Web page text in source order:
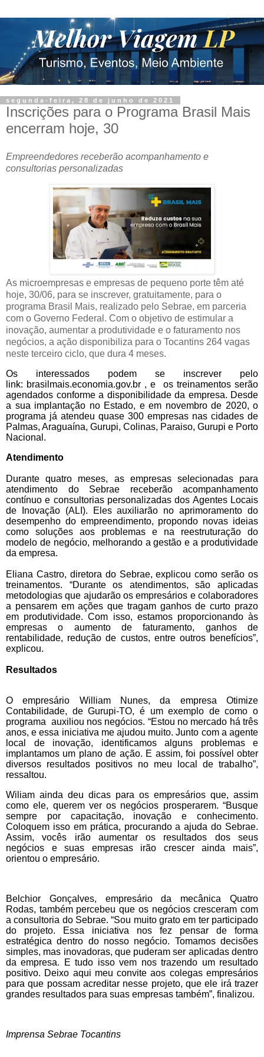
segunda-feira, 28 de junho de 2021
Inscrições para o Programa Brasil Mais
encerram hoje, 30
Empreendedores receberão acompanhamento e
consultorias personalizadas
As microempresas e empresas de pequeno porte têm até
hoje, 30/06, para se inscrever, gratuitamente, para o
programa Brasil Mais, realizado pelo Sebrae, em parceria
com o Governo Federal. Com o objetivo de estimular a
inovação, aumentar a produtividade e o faturamento nos
negócios, a ação disponibiliza para o Tocantins 264 vagas
neste terceiro ciclo, que dura 4 meses.
Os interessados podem se inscrever pelo
link: brasilmais.economia.gov.br , e os treinamentos serão
agendados conforme a disponibilidade da empresa. Desde
a sua implantação no Estado, e em novembro de 2020, o
programa já atendeu quase 300 empresas nas cidades de
Palmas, Araguaína, Gurupi, Colinas, Paraiso, Gurupi e Porto
Nacional.
Atendimento
Durante quatro meses, as empresas selecionadas para
atendimento do Sebrae receberão acompanhamento
contínuo e consultorias personalizadas dos Agentes Locais
de Inovação (ALI). Eles auxiliarão no aprimoramento do
desempenho do empreendimento, propondo novas ideias
como soluções aos problemas e na reestruturação do
modelo de negócio, melhorando a gestão e a produtividade
da empresa.
Eliana Castro, diretora do Sebrae, explicou como serão os
treinamentos. “Durante os atendimentos, são aplicadas
metodologias que ajudarão os empresários e colaboradores
a pensarem em ações que tragam ganhos de curto prazo
em produtividade. Com isso, estamos proporcionando às
empresas o aumento de faturamento, ganhos de
rentabilidade, redução de custos, entre outros benefícios”,
explicou.
Resultados
O empresário William Nunes, da empresa Otimize
Contabilidade, de Gurupi-TO, é um exemplo de como o
programa auxiliou nos negócios. “Estou no mercado há três
anos, e essa iniciativa me ajudou muito. Junto com a agente
local de inovação, identificamos alguns problemas e
implantamos um plano de ação. E assim, foi possível obter
diversos resultados positivos no meu local de trabalho”,
ressaltou.
Wiliam ainda deu dicas para os empresários que, assim
como ele, querem ver os negócios prosperarem. “Busque
sempre por capacitação, inovação e conhecimento.
Coloquem isso em prática, procurando a ajuda do Sebrae.
Assim, vocês irão aumentar os resultados dos seus
negócios e suas empresas irão crescer ainda mais”,
orientou o empresário.
Belchior Gonçalves, empresário da mecânica Quatro
Rodas, também percebeu que os negócios cresceram com
a consultoria do Sebrae. “Sou muito grato em ter participado
do projeto. Essa iniciativa nos fez pensar de forma
estratégica dentro do nosso negócio. Tomamos decisões
simples, mas inovadoras, que puderam ser aplicadas dentro
da empresa. E tudo isso vem nos trazendo um resultado
positivo. Deixo aqui meu convite aos colegas empresários
para que possam acreditar nesse projeto, que ele irá trazer
grandes resultados para suas empresas também”, finalizou.
Imprensa Sebrae Tocantins